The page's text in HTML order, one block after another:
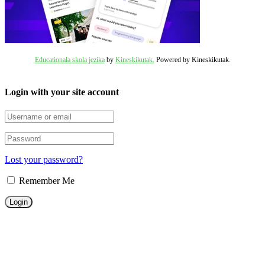
Educationala skola jezikaby Kineskikutak. Powered by Kineskikutak.
Login with your site account
Lost your password?
Remember Me